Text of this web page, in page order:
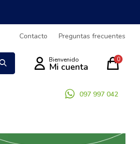
097 997 042
0
Contacto Preguntas frecuentes